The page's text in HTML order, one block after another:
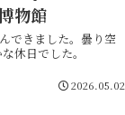
物館
できました。曇り空
休日でした。
2026.05.02